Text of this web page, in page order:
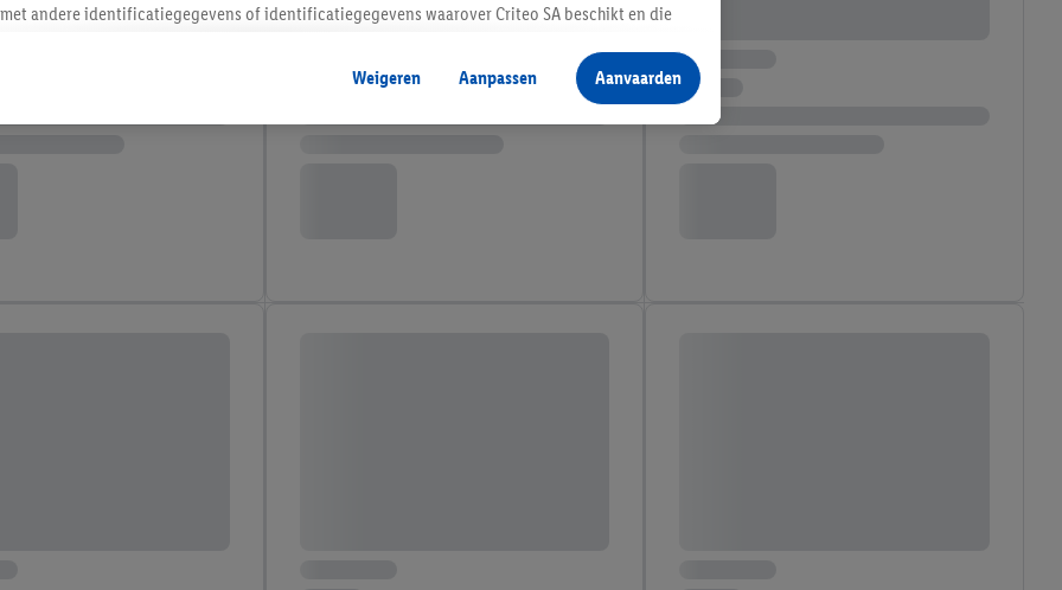
andere identificatiegegevens of identificatiegegevens waarover Criteo SA beschikt en die
kunnen advertenties in het kader van retargeting, d.w.z. advertenties voor producten waarin
(bijvoorbeeld door het product in de webshop aan uw winkelmandje toe te voegen, maar het
apparaten en verschillende Lidl-diensten worden weergegeven als er met behulp
Weigeren Aanpassen Aanvaarden